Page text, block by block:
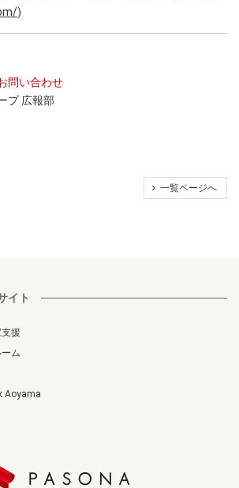
)
問い合わせ
プ 広報部
一覧ページへ
イト
援
ム
Aoyama